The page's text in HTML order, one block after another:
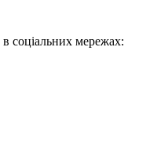
соціальних мережах: